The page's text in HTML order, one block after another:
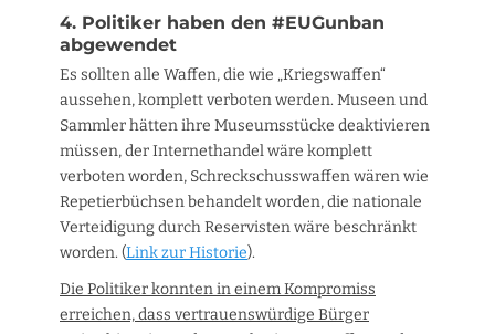
4. Politiker haben den #EUGunban
abgewendet
Es sollten alle Waffen, die wie „Kriegswaffen“
aussehen, komplett verboten werden. Museen und
Sammler hätten ihre Museumsstücke deaktivieren
müssen, der Internethandel wäre komplett
verboten worden, Schreckschusswaffen wären wie
Repetierbüchsen behandelt worden, die nationale
Verteidigung durch Reservisten wäre beschränkt
worden. (Link zur Historie).
Die Politiker konnten in einem Kompromiss
erreichen, dass vertrauenswürdige Bürger